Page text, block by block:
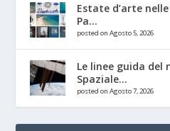
Estate d’arte
Pa...
posted on Agosto 5, 2026
Le linee guida del
Spaziale...
posted on Agosto 7, 2026